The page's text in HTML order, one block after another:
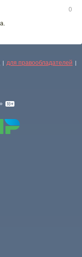
0
| для правообладателей |
»